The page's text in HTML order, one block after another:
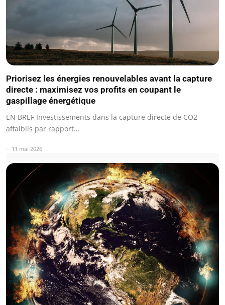
Priorisez les énergies renouvelables avant la capture
directe : maximisez vos profits en coupant le
gaspillage énergétique
EN BREF Investissements dans la capture directe de CO2
affaiblis par rapport…
11 mai 2026